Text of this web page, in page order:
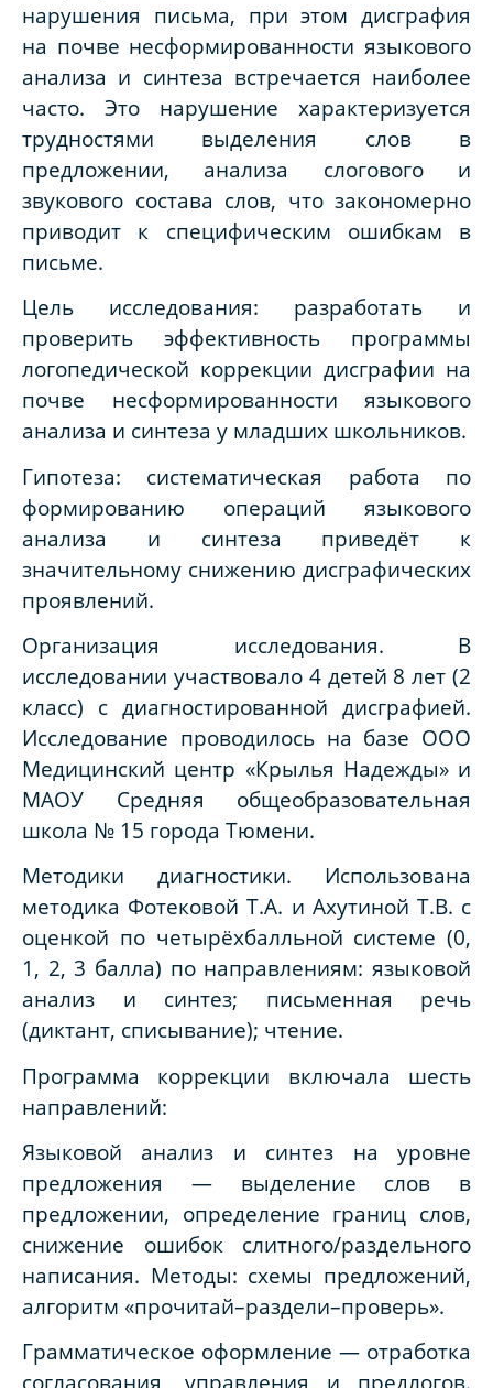
нарушения письма, при этом дисграфия
на почве несформированности языкового
анализа и синтеза встречается наиболее
часто. Это нарушение характеризуется
трудностями выделения слов в
предложении, анализа слогового и
звукового состава слов, что закономерно
приводит к специфическим ошибкам в
письме.
Цель исследования: разработать и
проверить эффективность программы
логопедической коррекции дисграфии на
почве несформированности языкового
анализа и синтеза у младших школьников.
Гипотеза: систематическая работа по
формированию операций языкового
анализа и синтеза приведёт к
значительному снижению дисграфических
проявлений.
Организация исследования. В
исследовании участвовало 4 детей 8 лет (2
класс) с диагностированной дисграфией.
Исследование проводилось на базе ООО
Медицинский центр «Крылья Надежды» и
МАОУ Средняя общеобразовательная
школа № 15 города Тюмени.
Методики диагностики. Использована
методика Фотековой Т.А. и Ахутиной Т.В. с
оценкой по четырёхбалльной системе (0,
1, 2, 3 балла) по направлениям: языковой
анализ и синтез; письменная речь
(диктант, списывание); чтение.
Программа коррекции включала шесть
направлений:
Языковой анализ и синтез на уровне
предложения — выделение слов в
предложении, определение границ слов,
снижение ошибок слитного/раздельного
написания. Методы: схемы предложений,
алгоритм «прочитай–раздели–проверь».
Грамматическое оформление — отработка
согласования, управления и предлогов.